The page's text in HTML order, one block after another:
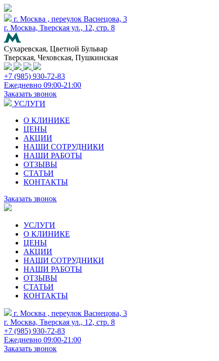
г. Москва , переулок Васнецова, 3
г. Москва, Тверская ул., 12, стр. 8
Сухаревская, Цветной Бульвар
Тверская, Чеховская, Пушкинская
+7 (985) 930-72-83
Ежедневно 09:00-21:00
Заказать звонок
УСЛУГИ
О КЛИНИКЕ
ЦЕНЫ
АКЦИИ
НАШИ СОТРУДНИКИ
НАШИ РАБОТЫ
ОТЗЫВЫ
СТАТЬИ
КОНТАКТЫ
Заказать звонок
УСЛУГИ
О КЛИНИКЕ
ЦЕНЫ
АКЦИИ
НАШИ СОТРУДНИКИ
НАШИ РАБОТЫ
ОТЗЫВЫ
СТАТЬИ
КОНТАКТЫ
г. Москва , переулок Васнецова, 3
г. Москва, Тверская ул., 12, стр. 8
+7 (985) 930-72-83
Ежедневно 09:00-21:00
Заказать звонок